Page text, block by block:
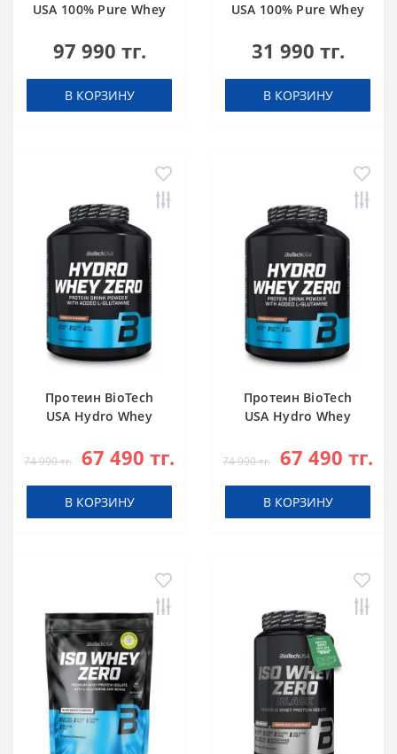
USA 100% Pure Whey
g
97 990 тг.
В КОРЗИНУ
USA 100% Pure Whey
31 990 тг.
В КОРЗИНУ
Протеин BioTech
USA Hydro Whey
g
74 990 тг. 67 490 тг.
В КОРЗИНУ
Протеин BioTech
USA Hydro Whey
74 990 тг. 67 490 тг.
В КОРЗИНУ